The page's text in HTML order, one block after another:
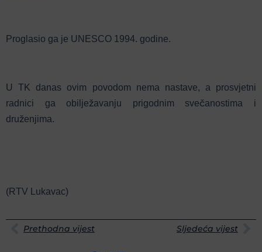
Proglasio ga je UNESCO 1994. godine.
U TK danas ovim povodom nema nastave, a prosvjetni
radnici ga obilježavanju prigodnim svečanostima i
druženjima.
(RTV Lukavac)
Prethodna vijest Sljedeća vijest